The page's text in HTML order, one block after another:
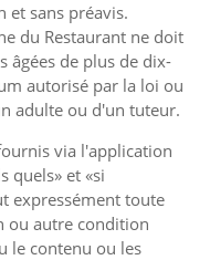
et sans préavis.
du Restaurant ne doit
âgées de plus de dix-
autorisé par la loi ou
adulte ou d'un tuteur.
via l'application
quels» et «si
expressément toute
ou autre condition
le contenu ou les